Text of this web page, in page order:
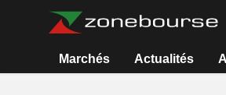
Marchés Actualités